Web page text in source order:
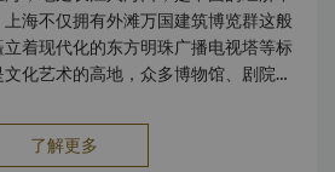
海不仅拥有外滩万国建筑博览群这般
着现代化的东方明珠广播电视塔等标
化艺术的高地，众多博物馆、剧院展
散发着无限的活力与独特魅力。
了解更多